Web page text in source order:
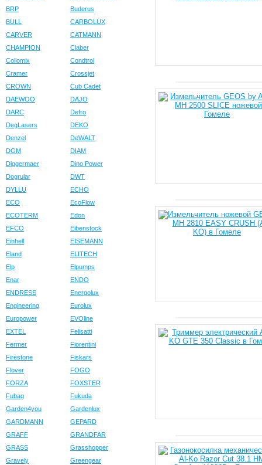
BRP
Buderus
BULL
CARBOLUX
CARVER
CATMANN
CHAMPION
Claber
Collomix
Condtrol
Cramer
Crossjet
CROWN
Cub Cadet
DAEWOO
DAJO
DARC
Defro
DegLasers
DEKO
Denzel
DeWALT
DGM
DIAM
Diggermaer
Dino Power
Dogrular
DWT
DYLLU
ECHO
ECO
EcoFlow
ECOTERM
Edon
EFCO
Eibenstock
Einhell
EISEMANN
Eland
ELITECH
Elp
Elpumps
Enar
ENDO
ENDRESS
Energolux
Engineering
Eurolux
Europower
EVOline
EXTEL
Felisatti
Fermer
Fiorentini
Firestone
Fiskars
Flover
FOGO
FORZA
FOXSTER
Fubag
Fukuda
Garden4you
Gardenlux
GARDMANN
GEPARD
GRAFF
GRANDFAR
GRASS
Grasshopper
Gravely
Greengear